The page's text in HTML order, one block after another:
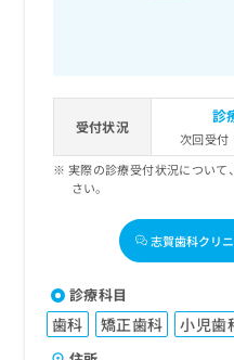
受付状況
診
次回受付
実際の診療受付状況につい
さい。
志賀歯科クリ
診療科目
歯科 矯正歯科 小児歯